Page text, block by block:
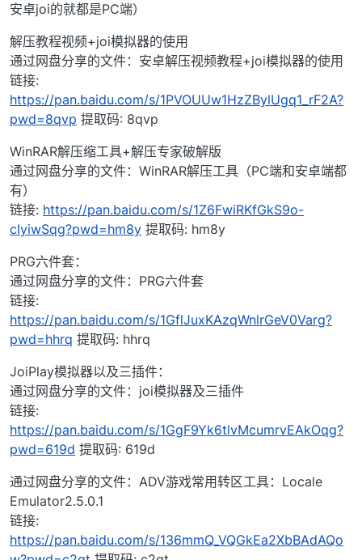
安卓joi的就都是PC端）
解压教程视频+joi模拟器的使用
通过网盘分享的文件：安卓解压视频教程+joi模拟器的使用
链接:
https://pan.baidu.com/s/1PVOUUw1HzZBylUgq1_rF2A?
pwd=8qvp 提取码: 8qvp
WinRAR解压缩工具+解压专家破解版
通过网盘分享的文件：WinRAR解压工具（PC端和安卓端都
有）
链接: https://pan.baidu.com/s/1Z6FwiRKfGkS9o-
cIyiwSqg?pwd=hm8y 提取码: hm8y
PRG六件套：
通过网盘分享的文件：PRG六件套
链接:
https://pan.baidu.com/s/1GflJuxKAzqWnlrGeV0Varg?
pwd=hhrq 提取码: hhrq
JoiPlay模拟器以及三插件：
通过网盘分享的文件：joi模拟器及三插件
链接:
https://pan.baidu.com/s/1GgF9Yk6tlvMcumrvEAkOqg?
pwd=619d 提取码: 619d
通过网盘分享的文件：ADV游戏常用转区工具：Locale
Emulator2.5.0.1
链接:
https://pan.baidu.com/s/136mmQ_VQGkEa2XbBAdAQo